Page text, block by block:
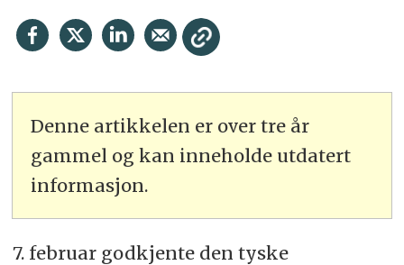
Denne artikkelen er over tre år
gammel og kan inneholde utdatert
informasjon.
7. februar godkjente den tyske